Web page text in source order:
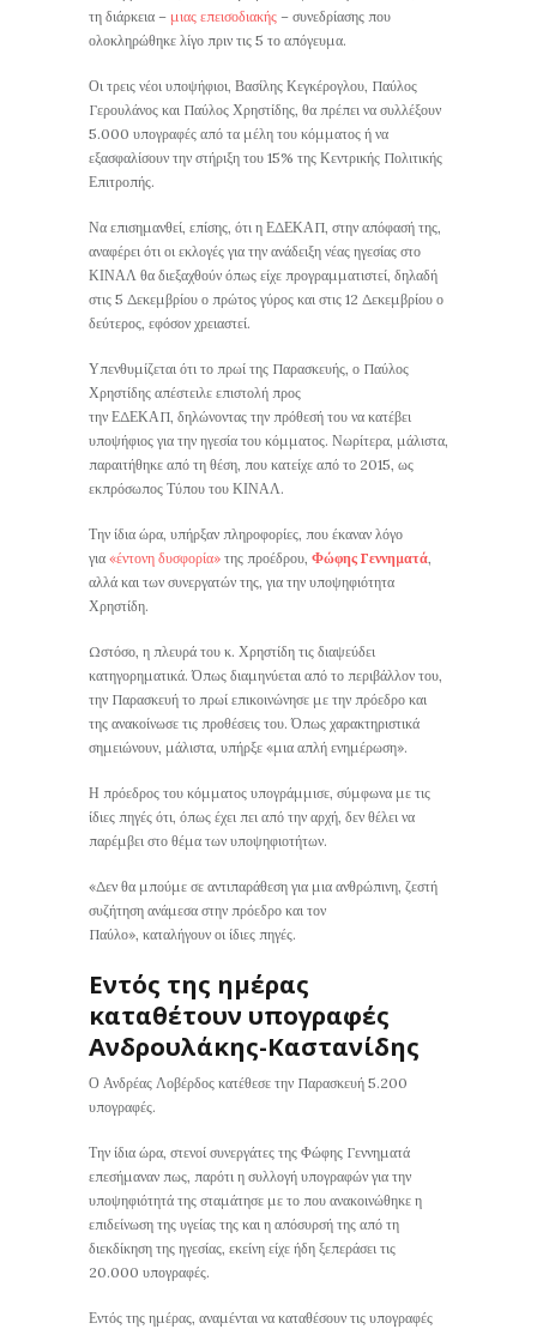
τη διάρκεια – μιας επεισοδιακής – συνεδρίασης που
ολοκληρώθηκε λίγο πριν τις 5 το απόγευμα.
Οι τρεις νέοι υποψήφιοι, Βασίλης Κεγκέρογλου, Παύλος
Γερουλάνος και Παύλος Χρηστίδης, θα πρέπει να συλλέξουν
5.000 υπογραφές από τα μέλη του κόμματος ή να
εξασφαλίσουν την στήριξη του 15% της Κεντρικής Πολιτικής
Επιτροπής.
Να επισημανθεί, επίσης, ότι η ΕΔΕΚΑΠ, στην απόφασή της,
αναφέρει ότι οι εκλογές για την ανάδειξη νέας ηγεσίας στο
ΚΙΝΑΛ θα διεξαχθούν όπως είχε προγραμματιστεί, δηλαδή
στις 5 Δεκεμβρίου ο πρώτος γύρος και στις 12 Δεκεμβρίου ο
δεύτερος, εφόσον χρειαστεί.
Υπενθυμίζεται ότι το πρωί της Παρασκευής, ο Παύλος
Χρηστίδης απέστειλε επιστολή προς
την ΕΔΕΚΑΠ, δηλώνοντας την πρόθεσή του να κατέβει
υποψήφιος για την ηγεσία του κόμματος. Νωρίτερα, μάλιστα,
παραιτήθηκε από τη θέση, που κατείχε από το 2015, ως
εκπρόσωπος Τύπου του ΚΙΝΑΛ.
Την ίδια ώρα, υπήρξαν πληροφορίες, που έκαναν λόγο
για «έντονη δυσφορία» της προέδρου, Φώφης Γεννηματά
αλλά και των συνεργατών της, για την υποψηφιότητα
Χρηστίδη.
Ωστόσο, η πλευρά του κ. Χρηστίδη τις διαψεύδει
κατηγορηματικά. Όπως διαμηνύεται από το περιβάλλον του,
την Παρασκευή το πρωί επικοινώνησε με την πρόεδρο και
της ανακοίνωσε τις προθέσεις του. Όπως χαρακτηριστικά
σημειώνουν, μάλιστα, υπήρξε «μια απλή ενημέρωση».
Η πρόεδρος του κόμματος υπογράμμισε, σύμφωνα με τις
ίδιες πηγές ότι, όπως έχει πει από την αρχή, δεν θέλει να
παρέμβει στο θέμα των υποψηφιοτήτων.
«Δεν θα μπούμε σε αντιπαράθεση για μια ανθρώπινη, ζεστή
συζήτηση ανάμεσα στην πρόεδρο και τον
Παύλο», καταλήγουν οι ίδιες πηγές.
Εντός της ημέρας
καταθέτουν υπογραφές
Ανδρουλάκης-Καστανίδης
Ο Ανδρέας Λοβέρδος κατέθεσε την Παρασκευή 5.200
υπογραφές.
Την ίδια ώρα, στενοί συνεργάτες της Φώφης Γεννηματά
επεσήμαναν πως, παρότι η συλλογή υπογραφών για την
υποψηφιότητά της σταμάτησε με το που ανακοινώθηκε η
επιδείνωση της υγείας της και η απόσυρσή της από τη
διεκδίκηση της ηγεσίας, εκείνη είχε ήδη ξεπεράσει τις
20.000 υπογραφές.
Εντός της ημέρας, αναμένται να καταθέσουν τις υπογραφές